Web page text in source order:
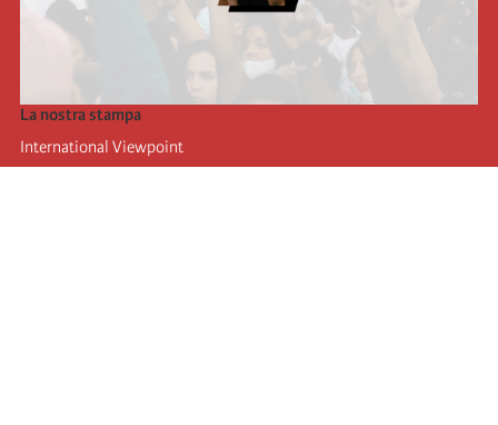
La nostra stampa
International Viewpoint